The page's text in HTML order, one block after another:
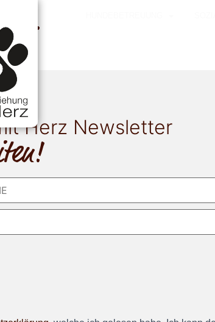
Herz Newsletter